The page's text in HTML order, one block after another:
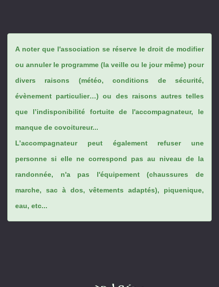
A noter que l'association se réserve le droit de modifier
ou annuler le programme (la veille ou le jour même) pour
divers raisons (météo, conditions de sécurité,
évènement particulier…) ou des raisons autres telles
que l’indisponibilité fortuite de l'accompagnateur, le
manque de covoitureur...
L’accompagnateur peut également refuser une
personne si elle ne correspond pas au niveau de la
randonnée, n'a pas l'équipement (chaussures de
marche, sac à dos, vêtements adaptés), piquenique,
eau, etc...